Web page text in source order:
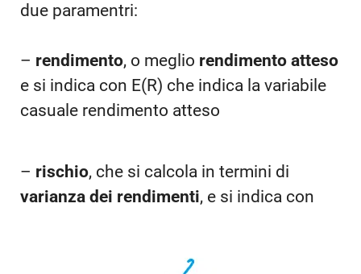
due paramentri:
– rendimento, o meglio rendimento atteso
e si indica con E(R) che indica la variabile
casuale rendimento atteso
– rischio, che si calcola in termini di
varianza dei rendimenti, e si indica con